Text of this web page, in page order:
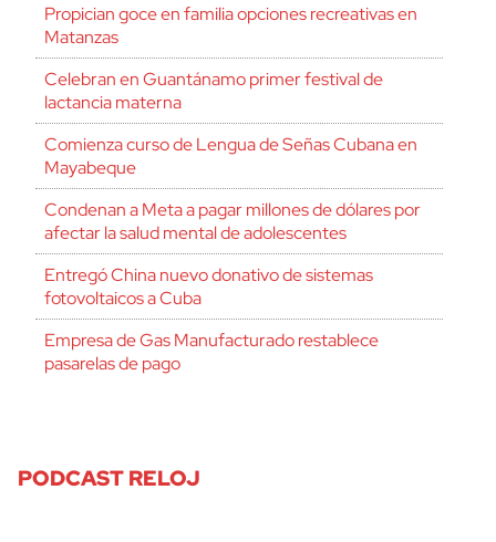
Propician goce en familia opciones recreativas en
Matanzas
Celebran en Guantánamo primer festival de
lactancia materna
Comienza curso de Lengua de Señas Cubana en
Mayabeque
Condenan a Meta a pagar millones de dólares por
afectar la salud mental de adolescentes
Entregó China nuevo donativo de sistemas
fotovoltaicos a Cuba
Empresa de Gas Manufacturado restablece
pasarelas de pago
PODCAST RELOJ